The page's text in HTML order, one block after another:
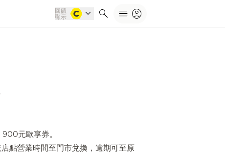
回饋
顯示
expand_more search menu account_circle
元歐享券。
點營業時間至門市兌換，逾期可至原